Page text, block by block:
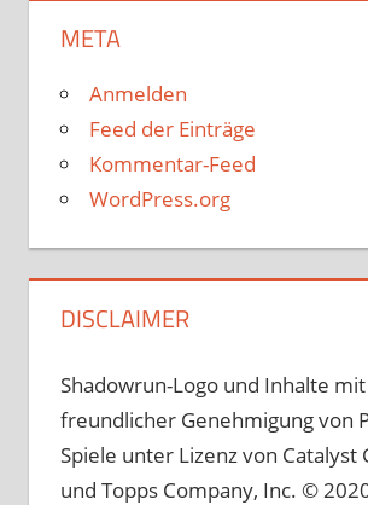
META
Anmelden
Feed der Einträge
Kommentar-Feed
WordPress.org
DISCLAIMER
Shadowrun-Logo und Inhalte mit
freundlicher Genehmigung von
Spiele unter Lizenz von Catalyst
und Topps Company, Inc. ©